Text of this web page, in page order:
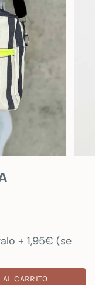
+ 1,95€ (se
AL CARRITO